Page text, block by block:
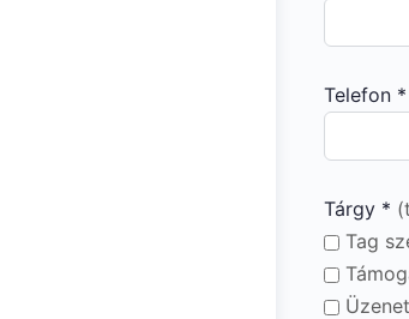
Telefon *
Tárgy *
Tag